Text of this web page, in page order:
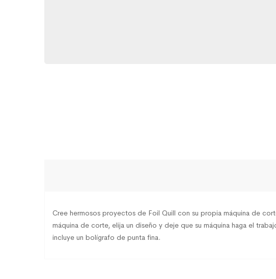
Cree hermosos proyectos de Foil Quill con su propia máquina de
máquina de corte, elija un diseño y deje que su máquina haga el
incluye un bolígrafo de punta fina.